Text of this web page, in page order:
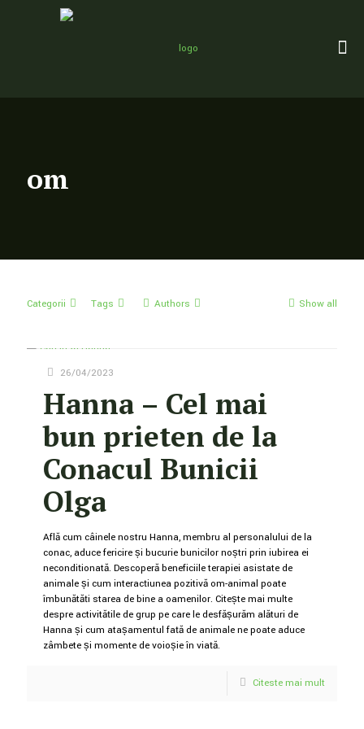
om
Categorii Tags Authors Show all
26/04/2023
Hanna – Cel mai
bun prieten de la
Conacul Bunicii
Olga
Află cum câinele nostru Hanna, membru al personalului de la
conac, aduce fericire și bucurie bunicilor noștri prin iubirea ei
necondiționată. Descoperă beneficiile terapiei asistate de
animale și cum interacțiunea pozitivă om-animal poate
îmbunătăți starea de bine a oamenilor. Citește mai multe
despre activitățile de grup pe care le desfășurăm alături de
Hanna și cum atașamentul față de animale ne poate aduce
zâmbete și momente de voioșie în viață.
Citeste mai mult